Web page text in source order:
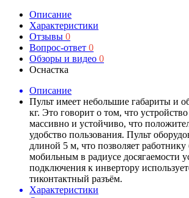
Описание
Характеристики
Отзывы 0
Вопрос-ответ 0
Обзоры и видео 0
Оснастка
Описание
Пульт имеет небольшие габариты и
кг. Это говорит о том, что
массивно и устойчиво, что
удобство пользования. Пульт
длиной 5 м, что позволяет работнику
мобильным в радиусе досягаемости
подключения к инвертору
тиконтактный разъём.
Характеристики